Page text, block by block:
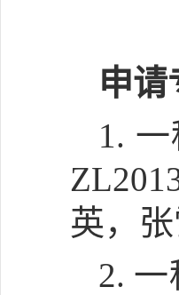
申请
1.
英，
2.